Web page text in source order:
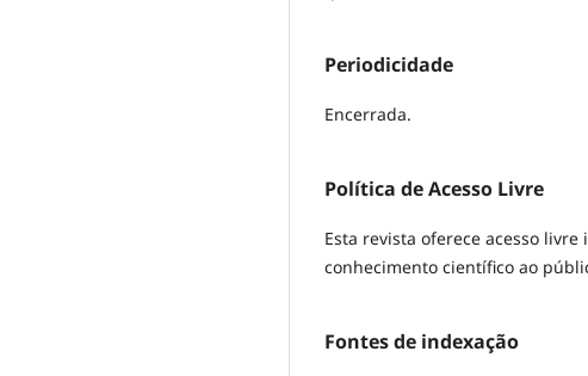
Periodicidade
Encerrada.
Política de Acesso Livre
Esta revista oferece acesso
conhecimento científico ao
Fontes de indexação